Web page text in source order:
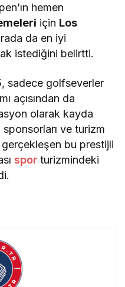
hemen
için Los
da en iyi
istediğini belirtti.
sadece golfseverler
açısından da
olarak kayda
ve turizm
gerçekleşen bu prestijli
spor turizmindeki